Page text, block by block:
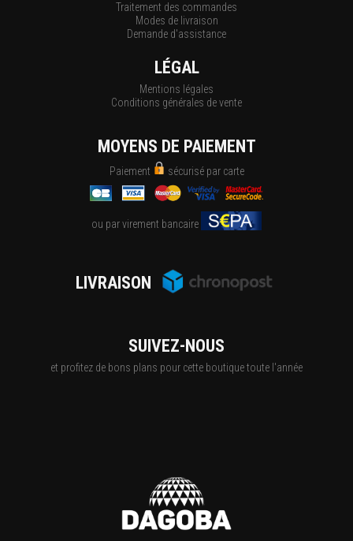
Traitement des commandes
Modes de livraison
Demande d'assistance
LÉGAL
Mentions légales
Conditions générales de vente
MOYENS DE PAIEMENT
Paiement sécurisé par carte
ou par virement bancaire
LIVRAISON
SUIVEZ-NOUS
et profitez de bons plans pour cette boutique toute l'année